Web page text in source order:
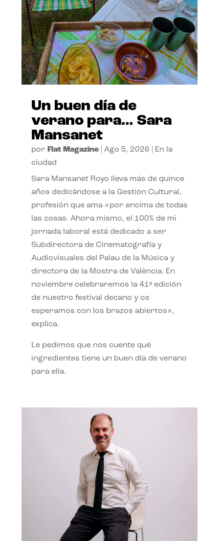
Un buen día de
verano para… Sara
Mansanet
por Flat Magazine| Ago 5, 2026
En la
ciudad
Sara Mansanet Royo lleva más de quince
años dedicándose a la Gestión Cultural,
profesión que ama «por encima de todas
las cosas. Ahora mismo, el 100% de mi
jornada laboral está dedicado a ser
Subdirectora de Cinematografía y
Audiovisuales del Palau de la Música y
directora de la Mostra de València. En
noviembre celebraremos la 41ª edición
de nuestro festival decano y os
esperamos con los brazos abiertos»,
explica.
Le pedimos que nos cuente qué
ingredientes tiene un buen día de verano
para ella.